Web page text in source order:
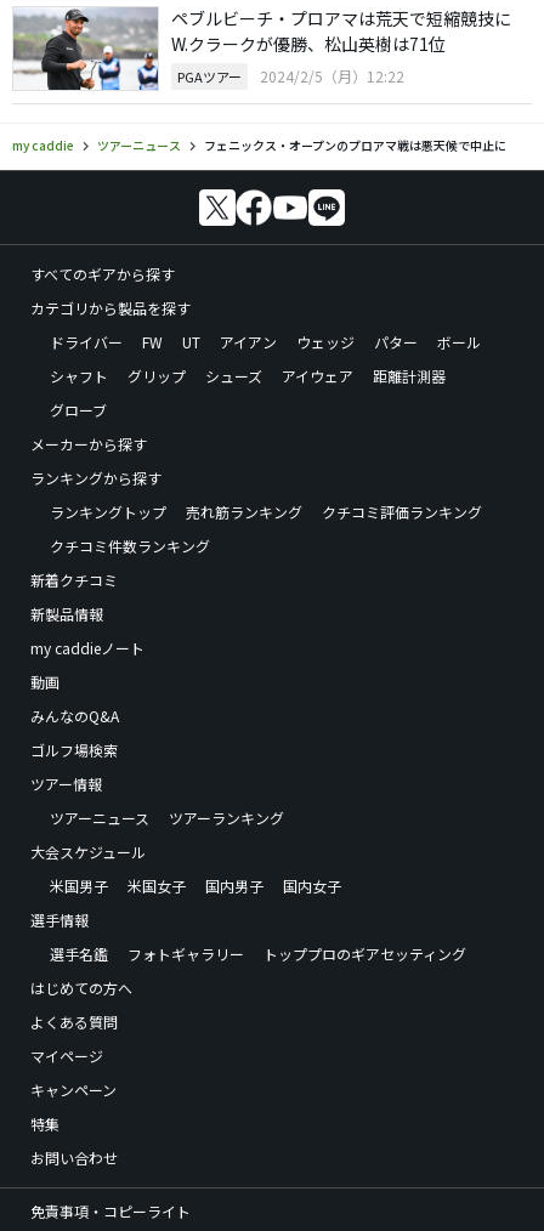
ペブルビーチ・プロアマは荒天で短縮競技に
W.クラークが優勝、松山英樹は71位
PGAツアー 2024/2/5（月）12:22
my caddie ツアーニュース フェニックス・オープンのプロアマ戦は悪天候で中止に
すべてのギアから探す
カテゴリから製品を探す
ドライバー
FW UT アイアン ウェッジ パター
ボール
シャフト
グリップ シューズ アイウェア
距離計測器
グローブ
メーカーから探す
ランキングから探す
ランキングトップ
売れ筋ランキング
クチコミ評価ランキング
クチコミ件数ランキング
新着クチコミ
新製品情報
my caddieノート
動画
みんなのQ&A
ゴルフ場検索
ツアー情報
ツアーニュース
ツアーランキング
大会スケジュール
米国男子
米国女子 国内男子
国内女子
選手情報
選手名鑑
フォトギャラリー
トッププロのギアセッティング
はじめての方へ
よくある質問
マイページ
キャンペーン
特集
お問い合わせ
免責事項・コピーライト